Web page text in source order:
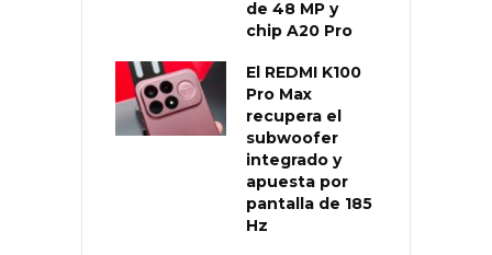
de 48 MP y
chip A20 Pro
El REDMI K100
Pro Max
recupera el
subwoofer
integrado y
apuesta por
pantalla de 185
Hz